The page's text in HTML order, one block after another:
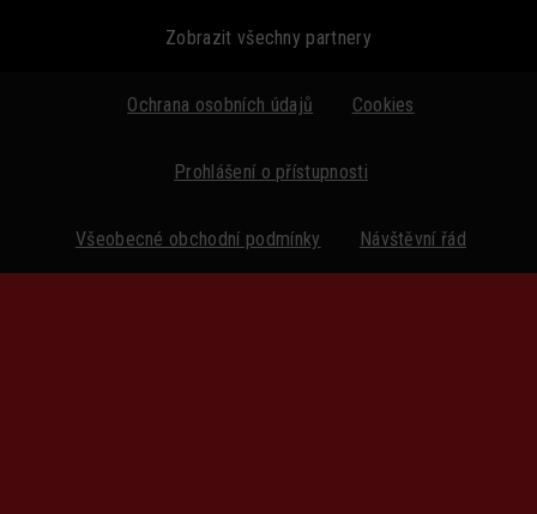
Zobrazit všechny partnery
Ochrana osobních údajů Cookies
Prohlášení o přístupnosti
Všeobecné obchodní podmínky Návštěvní řád